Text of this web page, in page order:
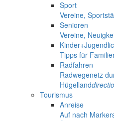
Sport
Vereine,
Senioren
Vereine,
Tipps für
Radfahren
Radwegenetz
Hügelland
Tourismus
Anreise
Auf nach